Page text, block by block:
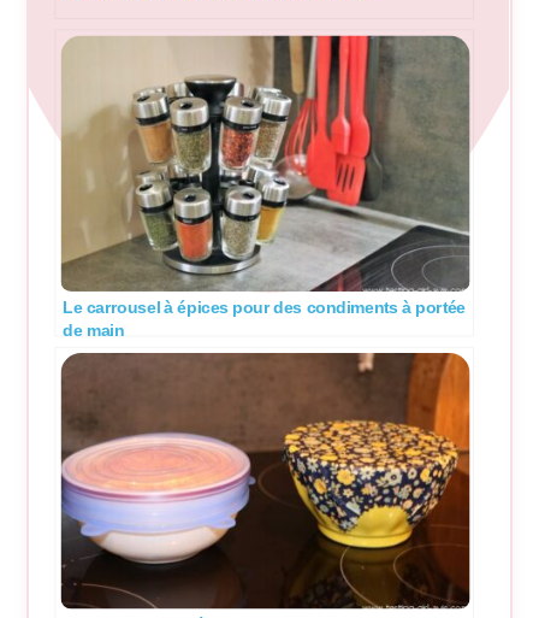
Le carrousel à épices pour des condiments à portée
de main